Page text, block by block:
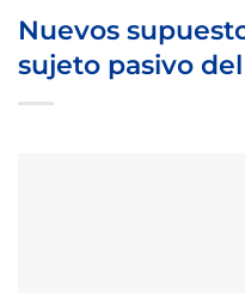
Nuevos
sujeto pasivo